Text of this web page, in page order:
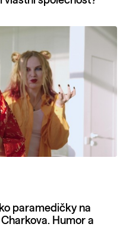
paramedičky na
Humor a